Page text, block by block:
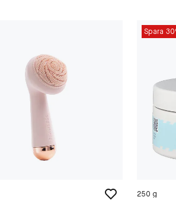
Spara
250 g